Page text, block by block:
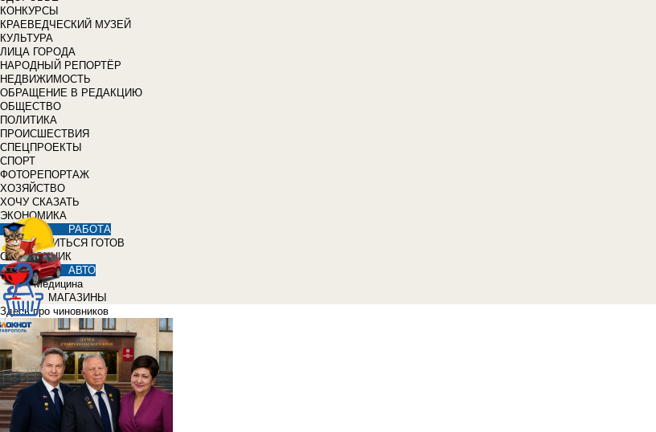
КОНКУРСЫ
КРАЕВЕДЧЕСКИЙ МУЗЕЙ
КУЛЬТУРА
ЛИЦА ГОРОДА
НАРОДНЫЙ РЕПОРТЁР
НЕДВИЖИМОСТЬ
ОБРАЩЕНИЕ В РЕДАКЦИЮ
ОБЩЕСТВО
ПОЛИТИКА
ПРОИСШЕСТВИЯ
СПЕЦПРОЕКТЫ
СПОРТ
ФОТОРЕПОРТАЖ
ХОЗЯЙСТВО
ХОЧУ СКАЗАТЬ
ЭКОНОМИКА
РАБОТА
УЧИТЬСЯ ГОТОВ
СПРАВОЧНИК
АВТО
Медицина
МАГАЗИНЫ
Здесь про чиновников